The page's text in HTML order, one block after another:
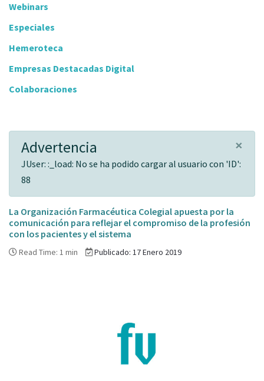
Webinars
Especiales
Hemeroteca
Empresas Destacadas Digital
Colaboraciones
×
Advertencia
JUser: :_load: No se ha podido cargar al usuario con 'ID':
88
La Organización Farmacéutica Colegial apuesta por la
comunicación para reflejar el compromiso de la profesión
con los pacientes y el sistema
Read Time: 1 min Publicado: 17 Enero 2019